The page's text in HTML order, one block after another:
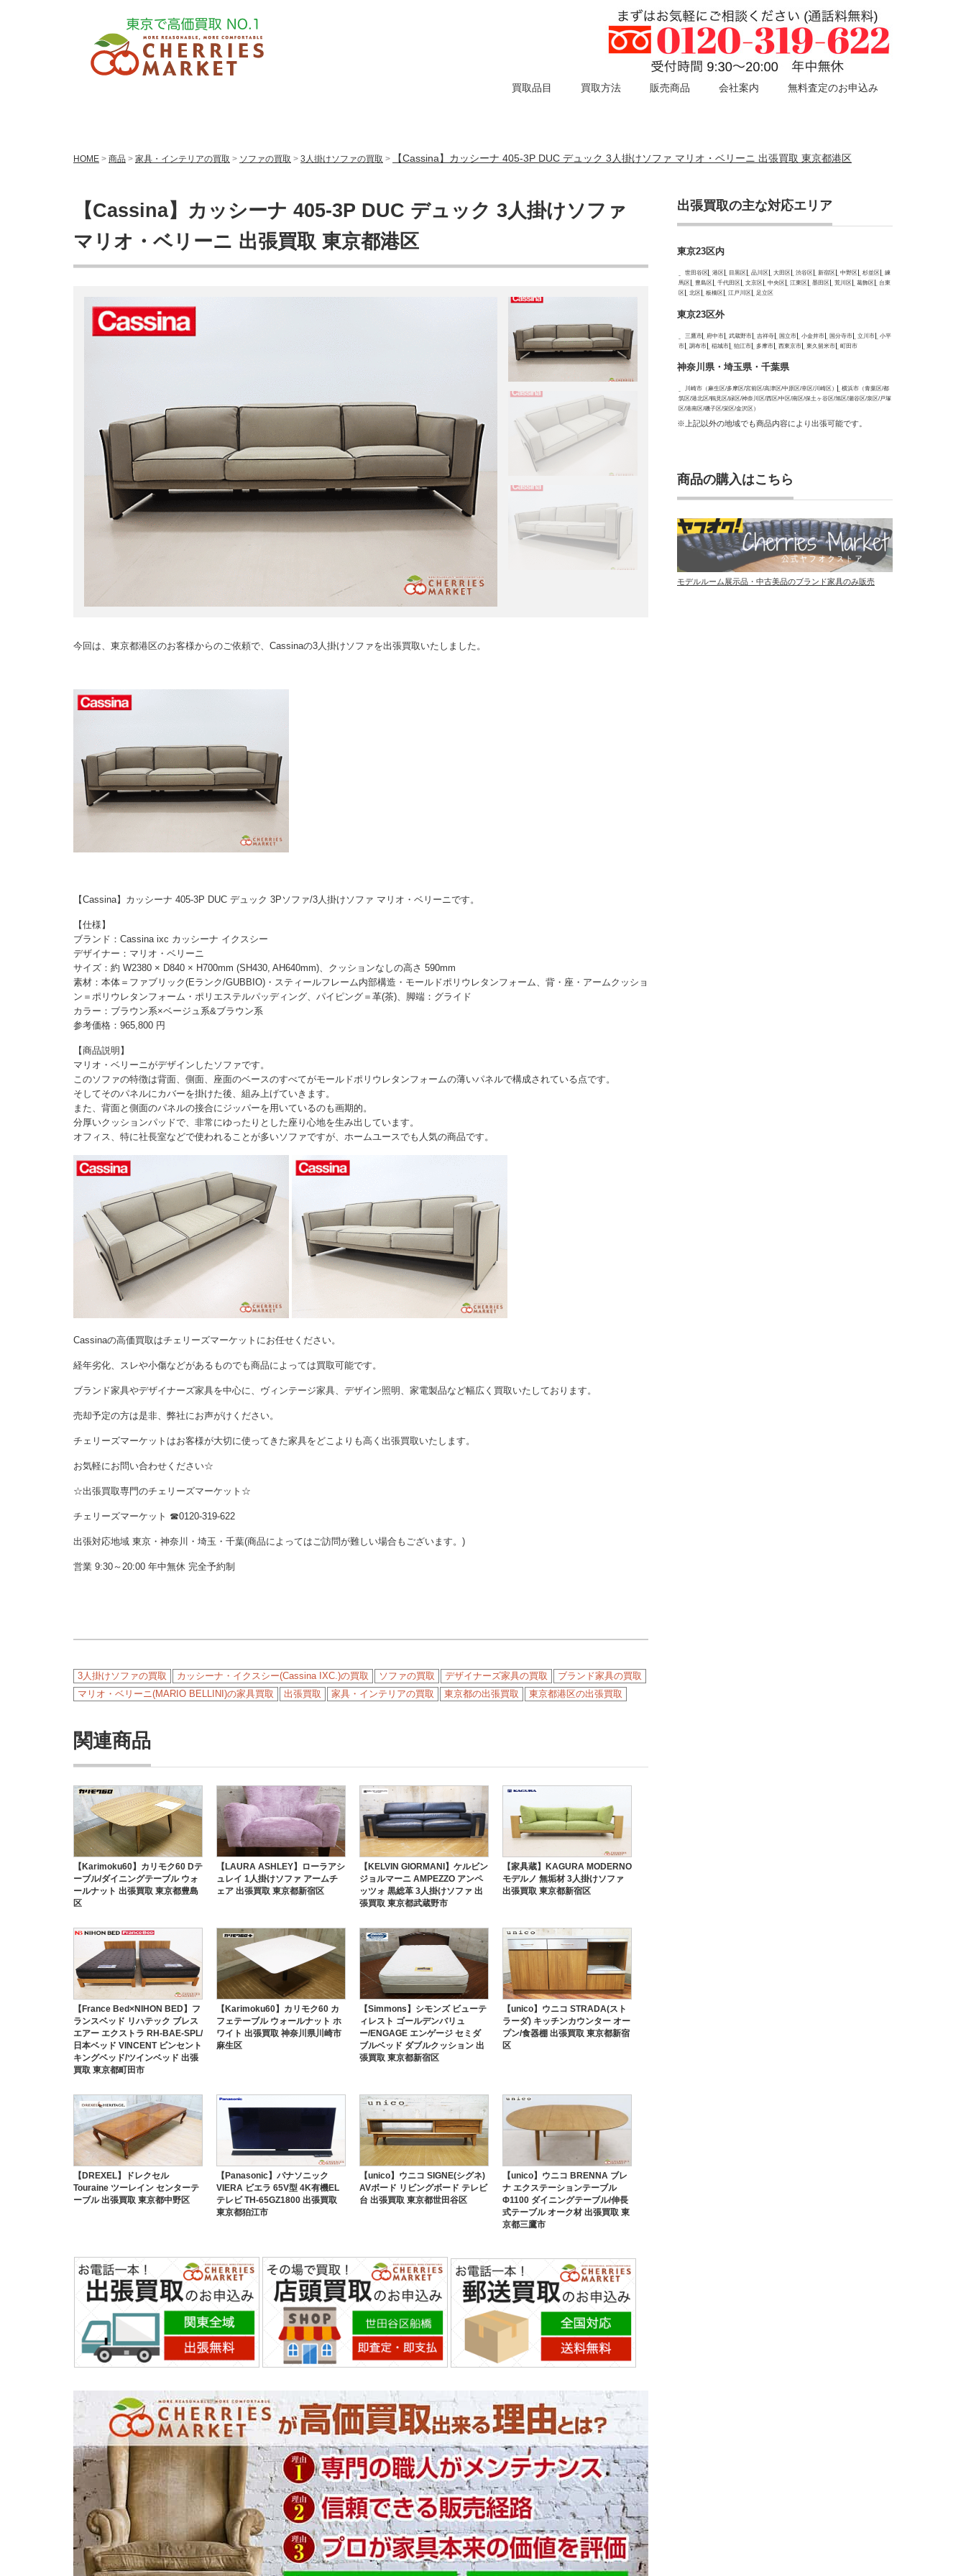
買取品目 買取方法 販売商品 会社案内 無料査定のお申込み
HOME > 商品 > 家具・インテリアの買取 > ソファの買取 > 3人掛けソファの買取 > 【Cassina】カッシーナ 405-3P DUC デュック 3人掛けソファ マリオ・ベリーニ 出張買取 東京都港区
【Cassina】カッシーナ 405-3P DUC デュック 3人掛けソファ
マリオ・ベリーニ 出張買取 東京都港区
今回は、東京都港区のお客様からのご依頼で、Cassinaの3人掛けソファを出張買取いたしました。
【Cassina】カッシーナ 405-3P DUC デュック 3Pソファ/3人掛けソファ マリオ・ベリーニです。
【仕様】
ブランド：Cassina ixc カッシーナ イクスシー
デザイナー：マリオ・ベリーニ
サイズ：約 W2380 × D840 × H700mm (SH430, AH640mm)、クッションなしの高さ 590mm
素材：本体＝ファブリック(Eランク/GUBBIO)・スティールフレーム内部構造・モールドポリウレタンフォーム、背・座・アームクッショ
ン＝ポリウレタンフォーム・ポリエステルパッディング、パイピング＝革(茶)、脚端：グライド
カラー：ブラウン系×ベージュ系&ブラウン系
参考価格：965,800 円
【商品説明】
マリオ・ベリーニがデザインしたソファです。
このソファの特徴は背面、側面、座面のベースのすべてがモールドポリウレタンフォームの薄いパネルで構成されている点です。
そしてそのパネルにカバーを掛けた後、組み上げていきます。
また、背面と側面のパネルの接合にジッパーを用いているのも画期的。
分厚いクッションパッドで、非常にゆったりとした座り心地を生み出しています。
オフィス、特に社長室などで使われることが多いソファですが、ホームユースでも人気の商品です。
Cassinaの高価買取はチェリーズマーケットにお任せください。
経年劣化、スレや小傷などがあるものでも商品によっては買取可能です。
ブランド家具やデザイナーズ家具を中心に、ヴィンテージ家具、デザイン照明、家電製品など幅広く買取いたしております。
売却予定の方は是非、弊社にお声がけください。
チェリーズマーケットはお客様が大切に使ってきた家具をどこよりも高く出張買取いたします。
お気軽にお問い合わせください☆
☆出張買取専門のチェリーズマーケット☆
チェリーズマーケット ☎︎0120-319-622
出張対応地域 東京・神奈川・埼玉・千葉(商品によってはご訪問が難しい場合もございます。)
営業 9:30～20:00 年中無休 完全予約制
3人掛けソファの買取 カッシーナ・イクスシー(Cassina IXC.)の買取 ソファの買取 デザイナーズ家具の買取
ブランド家具の買取
マリオ・ベリーニ(MARIO BELLINI)の家具買取
出張買取 家具・インテリアの買取 東京都の出張買取 東京都港区の出張買取
関連商品
【Karimoku60】カリモク60 Dテ
ーブル/ダイニングテーブル ウォ
ールナット 出張買取 東京都豊島
区
【LAURA ASHLEY】ローラアシ
ュレイ 1人掛けソファ アームチ
ェア 出張買取 東京都新宿区
【KELVIN GIORMANI】ケルビン
ジョルマーニ AMPEZZO アンペ
ッツォ 黒総革 3人掛けソファ 出
張買取 東京都武蔵野市
【家具蔵】KAGURA MODERNO
モデルノ 無垢材 3人掛けソファ
出張買取 東京都新宿区
【France Bed×NIHON BED】フ
ランスベッド リハテック ブレス
エアー エクストラ RH-BAE-SPL/
日本ベッド VINCENT ビンセント
キングベッド/ツインベッド 出張
買取 東京都町田市
【Karimoku60】カリモク60 カ
フェテーブル ウォールナット ホ
ワイト 出張買取 神奈川県川崎市
麻生区
【Simmons】シモンズ ビューテ
ィレスト ゴールデンバリュ
ー/ENGAGE エンゲージ セミダ
ブルベッド ダブルクッション 出
張買取 東京都新宿区
【unico】ウニコ STRADA(スト
ラーダ) キッチンカウンター オー
プン/食器棚 出張買取 東京都新宿
区
【DREXEL】ドレクセル
Touraine ツーレイン センターテ
ーブル 出張買取 東京都中野区
【Panasonic】パナソニック
VIERA ビエラ 65V型 4K有機EL
テレビ TH-65GZ1800 出張買取
東京都狛江市
【unico】ウニコ SIGNE(シグネ)
AVボード リビングボード テレビ
台 出張買取 東京都世田谷区
【unico】ウニコ BRENNA ブレ
ナ エクステーションテーブル
Φ1100 ダイニングテーブル/伸長
式テーブル オーク材 出張買取 東
京都三鷹市
出張買取の主な対応エリア
東京23区内
世田谷区 港区 目黒区 品川区 大田区 渋谷区 新宿区 中野区 杉並区
練
馬区
豊島区 千代田区 文京区 中央区 江東区 墨田区 荒川区 葛飾区
台東
区
北区 板橋区 江戸川区 足立区
東京23区外
三鷹市 府中市 武蔵野市 吉祥寺 国立市 小金井市 国分寺市 立川市
小平
市
調布市 稲城市 狛江市 多摩市 西東京市 東久留米市 町田市
神奈川県・埼玉県・千葉県
川崎市（麻生区/多摩区/宮前区/高津区/中原区/幸区/川崎区）
横浜市（青葉区/都
筑区/港北区/鶴見区/緑区/神奈川区/西区/中区/南区/保土ヶ谷区/旭区/瀬谷区/泉区/戸塚
区/港南区/磯子区/栄区/金沢区）
※上記以外の地域でも商品内容により出張可能です。
商品の購入はこちら
モデルルーム展示品・中古美品のブランド家具のみ販売